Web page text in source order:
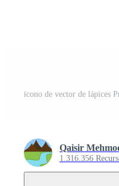
icono de vector de lápices
Qaisir
1.316.356